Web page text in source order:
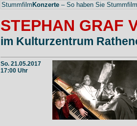
StummfilmKonzerte – So haben Sie
STEPHAN GRAF
im Kulturzentrum
So. 21.05.2017
17:00 Uhr